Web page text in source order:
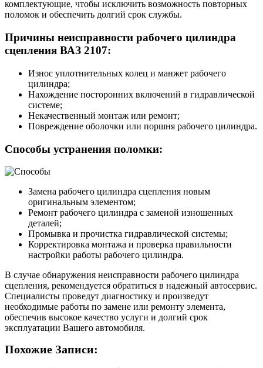
комплектующие, чтобы исключить возможность повторных
поломок и обеспечить долгий срок службы.
Причины неисправности рабочего цилиндра
сцепления ВАЗ 2107:
Износ уплотнительных колец и манжет рабочего
цилиндра;
Нахождение посторонних включений в гидравлической
системе;
Некачественный монтаж или ремонт;
Повреждение оболочки или поршня рабочего цилиндра.
Способы устранения поломки:
Замена рабочего цилиндра сцепления новым
оригинальным элементом;
Ремонт рабочего цилиндра с заменой изношенных
деталей;
Промывка и прочистка гидравлической системы;
Корректировка монтажа и проверка правильности
настройки работы рабочего цилиндра.
В случае обнаружения неисправности рабочего цилиндра
сцепления, рекомендуется обратиться в надежный автосервис.
Специалисты проведут диагностику и произведут
необходимые работы по замене или ремонту элемента,
обеспечив высокое качество услуги и долгий срок
эксплуатации Вашего автомобиля.
Похожие Записи: